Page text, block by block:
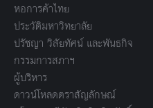
หอการค้าไทย
ประวัติมหาวิทยาลัย
ปรัชญา วิสัยทัศน์ และพันธกิจ
กรรมการสภาฯ
ผู้บริหาร
ดาวน์โหลดตราสัญลักษณ์